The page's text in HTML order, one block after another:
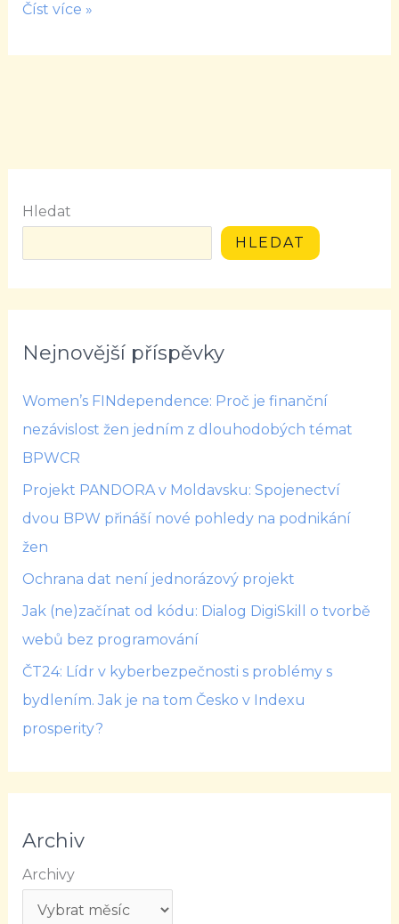
Číst více »
Hledat
HLEDAT
Nejnovější příspěvky
Women’s FINdependence: Proč je finanční
nezávislost žen jedním z dlouhodobých témat
BPWCR
Projekt PANDORA v Moldavsku: Spojenectví
dvou BPW přináší nové pohledy na podnikání
žen
Ochrana dat není jednorázový projekt
Jak (ne)začínat od kódu: Dialog DigiSkill o tvorbě
webů bez programování
ČT24: Lídr v kyberbezpečnosti s problémy s
bydlením. Jak je na tom Česko v Indexu
prosperity?
Archiv
Archivy